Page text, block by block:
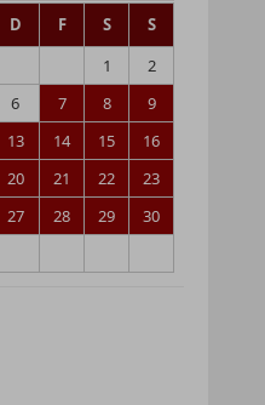
D F S
S
1
2
6 7 8
9
13 14 15
16
20 21 22
23
27 28 29
30